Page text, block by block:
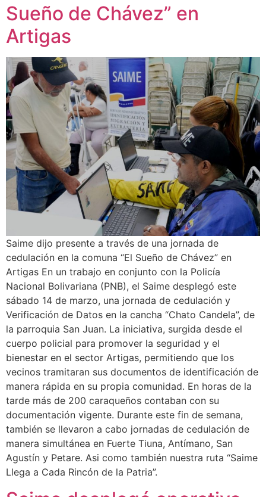
Sueño de Chávez” en
Artigas
Saime dijo presente a través de una jornada de
cedulación en la comuna “El Sueño de Chávez” en
Artigas En un trabajo en conjunto con la Policía
Nacional Bolivariana (PNB), el Saime desplegó este
sábado 14 de marzo, una jornada de cedulación y
Verificación de Datos en la cancha “Chato Candela”, de
la parroquia San Juan. La iniciativa, surgida desde el
cuerpo policial para promover la seguridad y el
bienestar en el sector Artigas, permitiendo que los
vecinos tramitaran sus documentos de identificación de
manera rápida en su propia comunidad. En horas de la
tarde más de 200 caraqueños contaban con su
documentación vigente. Durante este fin de semana,
también se llevaron a cabo jornadas de cedulación de
manera simultánea en Fuerte Tiuna, Antímano, San
Agustín y Petare. Asi como también nuestra ruta “Saime
Llega a Cada Rincón de la Patria”.